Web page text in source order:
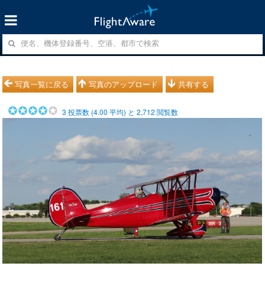
写真一覧に戻る 写真のアップロード 共有する
3 投票数 (4.00 平均) と2,712 閲覧数